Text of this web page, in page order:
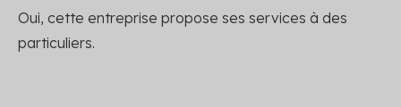
Oui, cette entreprise propose ses services à des
particuliers.